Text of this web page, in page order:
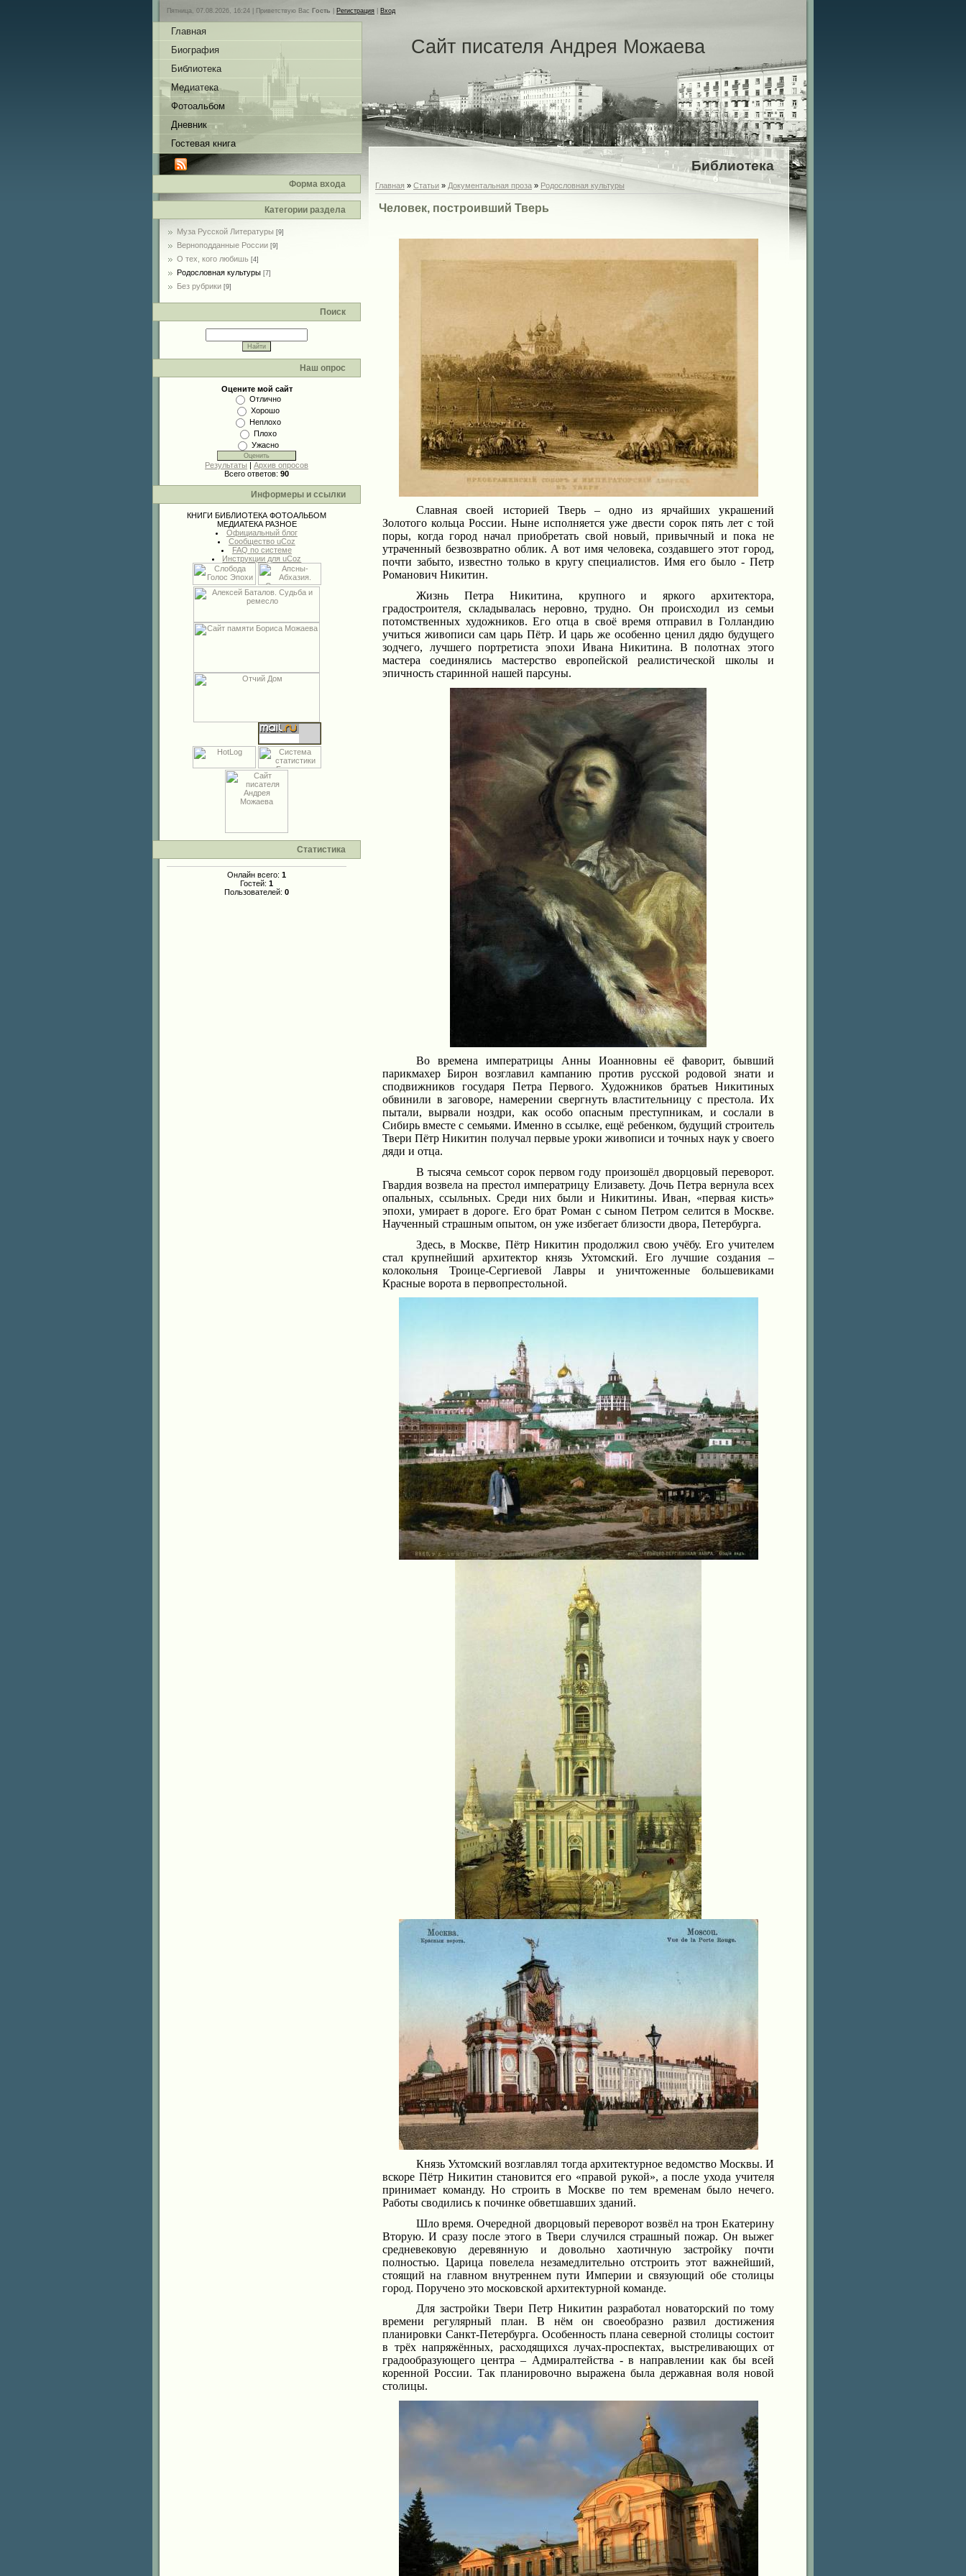
Пятница, 07.08.2026, 16:24 | Приветствую Вас Гость Регистрация Вход
Главная
Биография
Библиотека
Медиатека
Фотоальбом
Дневник
Гостевая книга
Форма входа
Категории раздела
Муза Русской Литературы [9]
Верноподданные России [9]
О тех, кого любишь [4]
Родословная культуры [7]
Без рубрики [9]
Поиск
Наш опрос
Оцените мой сайт
Отлично
Хорошо
Неплохо
Плохо
Ужасно
Результаты | Архив опросов
Всего ответов: 90
Информеры и ссылки
КНИГИ БИБЛИОТЕКА ФОТОАЛЬБОМ
МЕДИАТЕКА РАЗНОЕ
Официальный блог
Сообщество uCoz
FAQ по системе
Инструкции для uCoz
Статистика
Онлайн всего: 1
Гостей: 1
Пользователей: 0
Сайт писателя Андрея Можаева
Библиотека
Главная » Статьи » Документальная проза » Родословная культуры
Человек, построивший Тверь
Славная своей историей Тверь – одно из ярчайших украшений
Золотого кольца России. Ныне исполняется уже двести сорок пять лет с той
поры, когда город начал приобретать свой новый, привычный и пока не
утраченный безвозвратно облик. А вот имя человека, создавшего этот город,
почти забыто, известно только в кругу специалистов. Имя его было - Петр
Романович Никитин.
Жизнь Петра Никитина, крупного и яркого архитектора,
градостроителя, складывалась неровно, трудно. Он происходил из семьи
потомственных художников. Его отца в своё время отправил в Голландию
учиться живописи сам царь Пётр. И царь же особенно ценил дядю будущего
зодчего, лучшего портретиста эпохи Ивана Никитина. В полотнах этого
мастера соединялись мастерство европейской реалистической школы и
эпичность старинной нашей парсуны.
Во времена императрицы Анны Иоанновны её фаворит, бывший
парикмахер Бирон возглавил кампанию против русской родовой знати и
сподвижников государя Петра Первого. Художников братьев Никитиных
обвинили в заговоре, намерении свергнуть властительницу с престола. Их
пытали, вырвали ноздри, как особо опасным преступникам, и сослали в
Сибирь вместе с семьями. Именно в ссылке, ещё ребенком, будущий строитель
Твери Пётр Никитин получал первые уроки живописи и точных наук у своего
дяди и отца.
В тысяча семьсот сорок первом году произошёл дворцовый переворот.
Гвардия возвела на престол императрицу Елизавету. Дочь Петра вернула всех
опальных, ссыльных. Среди них были и Никитины. Иван, «первая кисть»
эпохи, умирает в дороге. Его брат Роман с сыном Петром селится в Москве.
Наученный страшным опытом, он уже избегает близости двора, Петербурга.
Здесь, в Москве, Пётр Никитин продолжил свою учёбу. Его учителем
стал крупнейший архитектор князь Ухтомский. Его лучшие создания –
колокольня Троице-Сергиевой Лавры и уничтоженные большевиками
Красные ворота в первопрестольной.
Князь Ухтомский возглавлял тогда архитектурное ведомство Москвы. И
вскоре Пётр Никитин становится его «правой рукой», а после ухода учителя
принимает команду. Но строить в Москве по тем временам было нечего.
Работы сводились к починке обветшавших зданий.
Шло время. Очередной дворцовый переворот возвёл на трон Екатерину
Вторую. И сразу после этого в Твери случился страшный пожар. Он выжег
средневековую деревянную и довольно хаотичную застройку почти
полностью. Царица повелела незамедлительно отстроить этот важнейший,
стоящий на главном внутреннем пути Империи и связующий обе столицы
город. Поручено это московской архитектурной команде.
Для застройки Твери Петр Никитин разработал новаторский по тому
времени регулярный план. В нём он своеобразно развил достижения
планировки Санкт-Петербурга. Особенность плана северной столицы состоит
в трёх напряжённых, расходящихся лучах-проспектах, выстреливающих от
градообразующего центра – Адмиралтейства - в направлении как бы всей
коренной России. Так планировочно выражена была державная воля новой
столицы.